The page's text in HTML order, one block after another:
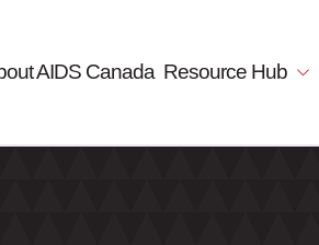
AIDS Canada Resource Hub